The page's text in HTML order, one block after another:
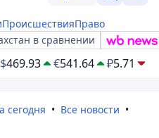
ПроисшествияПраво
в сравнении
$469.93 €541.64 ₽5.71
сегодня
Все новости